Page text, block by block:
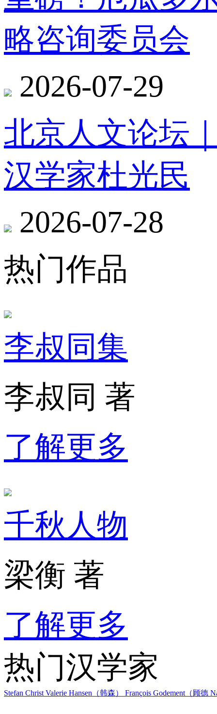
略咨询委员会
2026-07-29
北京人文论坛
汉学家杜光民
2026-07-28
热门作品
李叔同集
李叔同 著
了解更多
千秋人物
梁衡 著
了解更多
热门汉学家
Stefan Christ Valerie Hansen（韩森） François Godement（顾德